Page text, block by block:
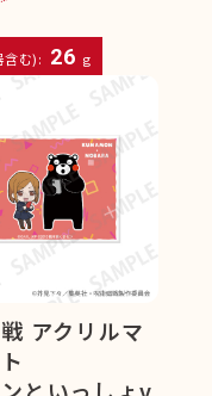
む): 26 g
アクリルマ